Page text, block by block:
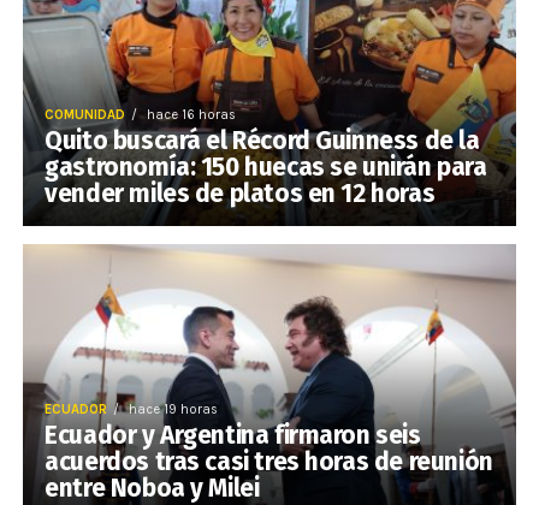
COMUNIDAD hace 16 horas
Quito buscará el Récord Guinness de la
gastronomía: 150 huecas se unirán para
vender miles de platos en 12 horas
ECUADOR hace 19 horas
Ecuador y Argentina firmaron seis
acuerdos tras casi tres horas de reunión
entre Noboa y Milei